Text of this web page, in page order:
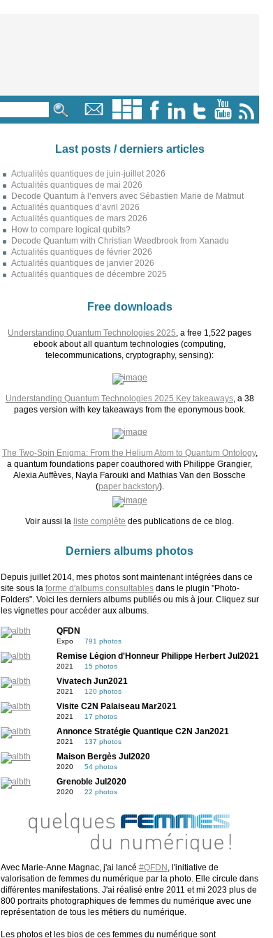
Last posts / derniers articles
Actualités quantiques de juin-juillet 2026
Actualités quantiques de mai 2026
Decode Quantum à l’envers avec Sébastien Marie de Matmut
Actualités quantiques d’avril 2026
Actualités quantiques de mars 2026
How to compare logical qubits?
Decode Quantum with Christian Weedbrook from Xanadu
Actualités quantiques de février 2026
Actualités quantiques de janvier 2026
Actualités quantiques de décembre 2025
Free downloads
Understanding Quantum Technologies 2025 , a free 1,522 pages
ebook about all quantum technologies (computing,
telecommunications, cryptography, sensing):
Understanding Quantum Technologies 2025 Key takeaways, a 38
pages version with key takeaways from the eponymous book.
The Two-Spin Enigma: From the Helium Atom to Quantum Ontology,
a quantum foundations paper coauthored with Philippe Grangier,
Alexia Auffèves, Nayla Farouki and Mathias Van den Bossche
(paper backstory).
Voir aussi la liste complète des publications de ce blog.
Derniers albums photos
Depuis juillet 2014, mes photos sont maintenant intégrées dans ce
site sous la forme d'albums consultablesdans le plugin "Photo-
Folders". Voici les derniers albums publiés ou mis à jour. Cliquez sur
les vignettes pour accéder aux albums.
QFDN
Expo 791 photos
Remise Légion d'Honneur Philippe Herbert Jul2021
2021 15 photos
Vivatech Jun2021
2021 120 photos
Visite C2N Palaiseau Mar2021
2021 17 photos
Annonce Stratégie Quantique C2N Jan2021
2021 137 photos
Maison Bergès Jul2020
2020 54 photos
Grenoble Jul2020
2020 22 photos
Avec Marie-Anne Magnac, j'ai lancé #QFDN
, l'initiative de
valorisation de femmes du numérique par la photo. Elle circule dans
différentes manifestations. J'ai réalisé entre 2011 et mi 2023 plus de
800 portraits photographiques de femmes du numérique avec une
représentation de tous les métiers du numérique.
Les photos et les bios de ces femmes du numérique sont